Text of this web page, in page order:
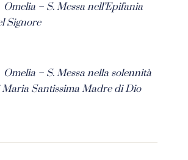
Omelia – S. Messa nell’Epifania
Signore
Omelia – S. Messa nella solennità
Maria Santissima Madre di Dio